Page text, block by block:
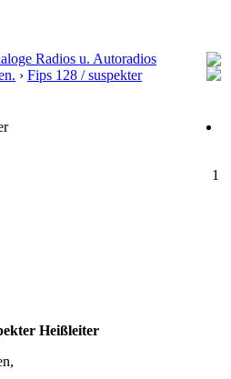
Radios u. Autoradios
› Fips 128 / suspekter
1
Heißleiter